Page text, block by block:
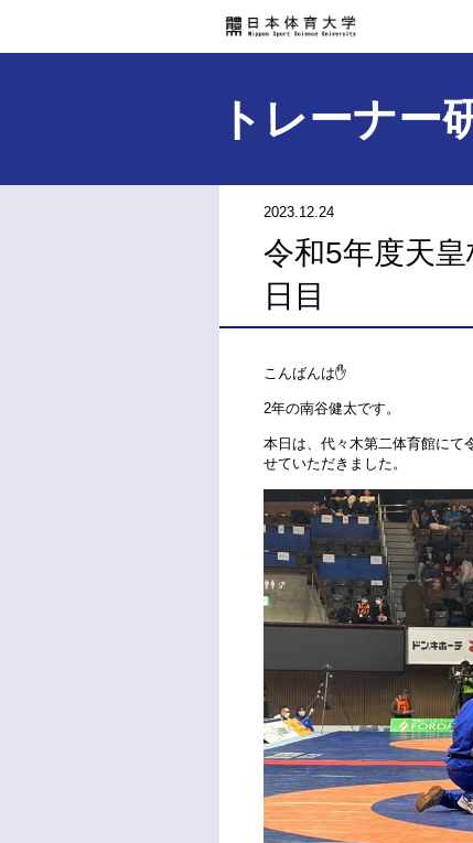
トレーナー
2023.12.24
令和5年度天
日目
こんばんは✋
2年の南谷健太です。
本日は、代々木第二体育館にて
せていただきました。